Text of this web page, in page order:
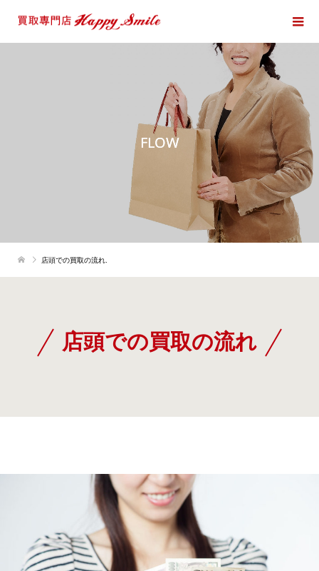
FLOW
店頭での買取の流れ.
店頭での買取の流れ